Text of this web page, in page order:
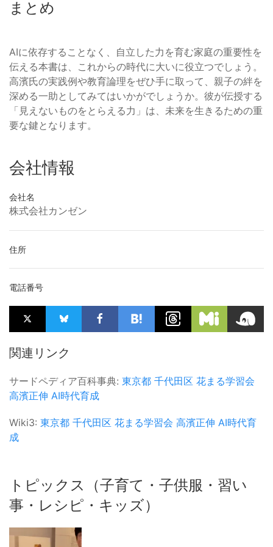
まとめ
AIに依存することなく、自立した力を育む家庭の重要性を
伝える本書は、これからの時代に大いに役立つでしょう。
高濱氏の実践例や教育論理をぜひ手に取って、親子の絆を
深める一助としてみてはいかがでしょうか。彼が伝授する
「見えないものをとらえる力」は、未来を生きるための重
要な鍵となります。
会社情報
会社名
株式会社カンゼン
住所
電話番号
関連リンク
サードペディア百科事典: 東京都 千代田区 花まる学習会
高濱正伸 AI時代育成
Wiki3: 東京都 千代田区 花まる学習会 高濱正伸 AI時代育
成
トピックス（子育て・子供服・習い
事・レシピ・キッズ）